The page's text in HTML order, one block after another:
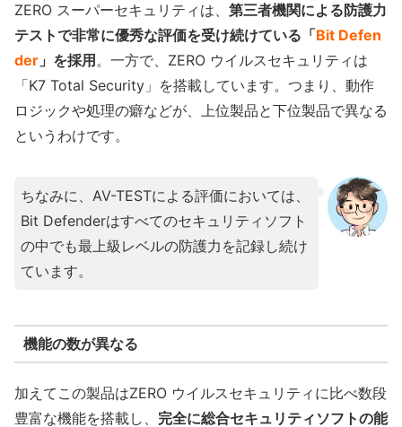
ZERO スーパーセキュリティは、 第三者機関による防護力
テストで非常に優秀な評価を受け続けている「Bit Defen
der 」を採用 。一方で、ZERO ウイルスセキュリティは
「K7 Total Security」を搭載しています。つまり、動作
ロジックや処理の癖などが、上位製品と下位製品で異なる
というわけです。
ちなみに、AV-TESTによる評価においては、
Bit Defenderはすべてのセキュリティソフト
の中でも最上級レベルの防護力を記録し続け
ています。
機能の数が異なる
加えてこの製品はZERO ウイルスセキュリティに比べ数段
豊富な機能を搭載し、 完全に総合セキュリティソフトの能